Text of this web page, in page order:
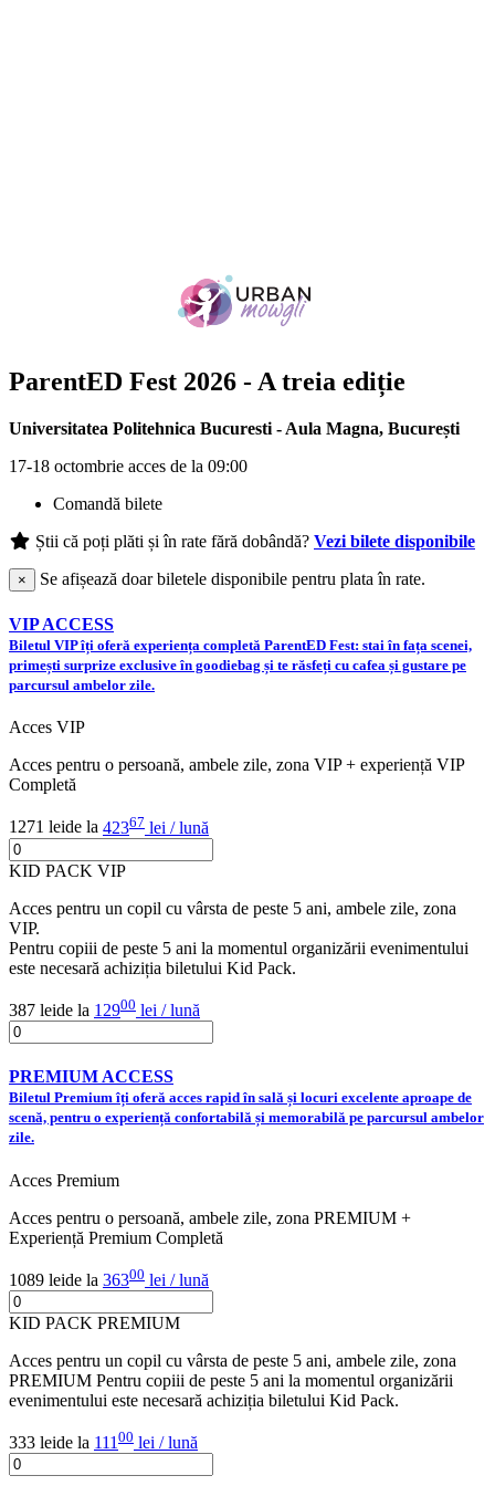
ParentED Fest 2026 - A treia ediție
Universitatea Politehnica Bucuresti - Aula Magna, București
17-18 octombrie acces de la 09:00
Comandă bilete
Știi că poți plăti și în rate fără dobândă? Vezi bilete disponibile
× Se afișează doar biletele disponibile pentru plata în rate.
VIP ACCESS
Biletul VIP îți oferă experiența completă ParentED Fest: stai în fața scenei,
primești surprize exclusive în goodiebag și te răsfeți cu cafea și gustare pe
parcursul ambelor zile.
Acces VIP
Acces pentru o persoană, ambele zile, zona VIP + experiență VIP
Completă
1271 leide la 42367 lei / lună
KID PACK VIP
Acces pentru un copil cu vârsta de peste 5 ani, ambele zile, zona
VIP.
Pentru copiii de peste 5 ani la momentul organizării evenimentului
este necesară achiziția biletului Kid Pack.
387 leide la 12900 lei / lună
PREMIUM ACCESS
Biletul Premium îți oferă acces rapid în sală și locuri excelente aproape de
scenă, pentru o experiență confortabilă și memorabilă pe parcursul ambelor
zile.
Acces Premium
Acces pentru o persoană, ambele zile, zona PREMIUM +
Experiență Premium Completă
1089 leide la 36300 lei / lună
KID PACK PREMIUM
Acces pentru un copil cu vârsta de peste 5 ani, ambele zile, zona
PREMIUM Pentru copiii de peste 5 ani la momentul organizării
evenimentului este necesară achiziția biletului Kid Pack.
333 leide la 111 00 lei / lună